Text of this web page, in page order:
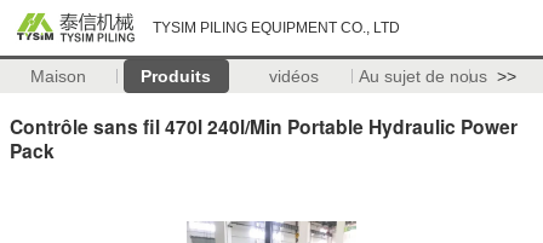
TYSIM PILING EQUIPMENT CO., LTD
Maison Produits vidéos Au sujet de nous >>
Contrôle sans fil 470l 240l/Min Portable Hydraulic Power
Pack